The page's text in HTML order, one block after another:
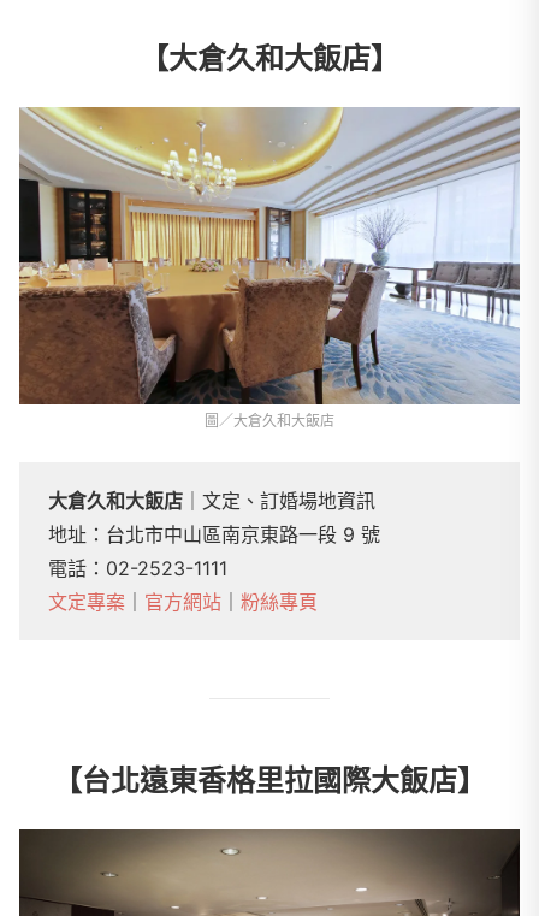
【大倉久和大飯店】
圖／大倉久和大飯店
大倉久和大飯店 ｜文定、訂婚場地資訊
地址：台北市中山區南京東路一段 9 號
電話：02-2523-1111
文定專案
官方網站 粉絲專頁
【台北遠東香格里拉國際大飯店】